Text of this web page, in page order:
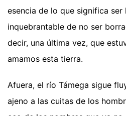
esencia de lo que significa ser
inquebrantable de no ser
decir, una última vez, que
amamos esta tierra.
Afuera, el río Támega sigue
ajeno a las cuitas de los